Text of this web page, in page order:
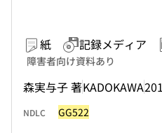
紙 記録メディア
障害者向け資料あり
森実与子 著KADOKAWA
NDLC GG522